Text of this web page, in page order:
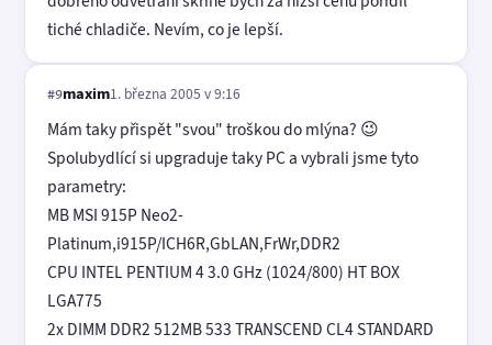
tiché chladiče. Nevím, co je lepší.
#9maxim1. března 2005 v 9:16
Mám taky přispět "svou" troškou do mlýna? 😉
Spolubydlící si upgraduje taky PC a vybrali jsme tyto
parametry:
MB MSI 915P Neo2-
Platinum,i915P/ICH6R,GbLAN,FrWr,DDR2
CPU INTEL PENTIUM 4 3.0 GHz (1024/800) HT BOX
LGA775
2x DIMM DDR2 512MB 533 TRANSCEND CL4 STANDARD